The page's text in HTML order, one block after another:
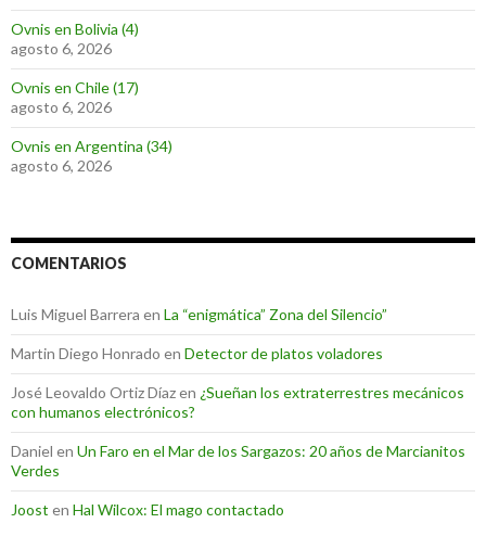
Ovnis en Bolivia (4)
agosto 6, 2026
Ovnis en Chile (17)
agosto 6, 2026
Ovnis en Argentina (34)
agosto 6, 2026
COMENTARIOS
Luis Miguel Barrera en La “enigmática” Zona del Silencio”
Martin Diego Honrado en Detector de platos voladores
José Leovaldo Ortiz Díazen ¿Sueñan los extraterrestres mecánicos
con humanos electrónicos?
Daniel en Un Faro en el Mar de los Sargazos: 20 años de Marcianitos
Verdes
Joost en Hal Wilcox: El mago contactado